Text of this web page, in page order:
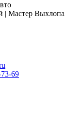
| Мастер Выхлопа
69